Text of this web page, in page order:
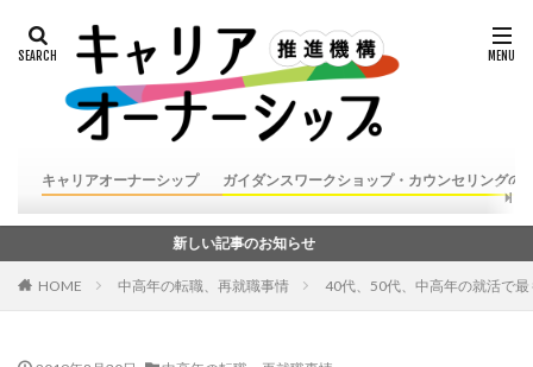
キャリアオーナーシップ ガイダンスワークショップ・カウンセリングの
新しい記事のお知らせ
HOME 中高年の転職、再就職事情 40代、50代、中高年の就活で